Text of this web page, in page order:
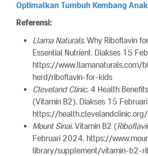
Optimalkan Tumbuh Kembang Anak
Referensi:
Llama Naturals. Why Riboflavin
Essential Nutrient. Diakses 15
https://www.llamanaturals.com/
herd/riboflavin-for-kids
Cleveland Clinic. 4 Health
(Vitamin B2). Diakses 15
https://
Mount Sinai. Vitamin B2 (
Februari 2024. https://
library/supplement/vitamin-b2-